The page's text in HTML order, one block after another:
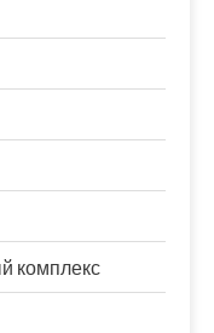
комплекс